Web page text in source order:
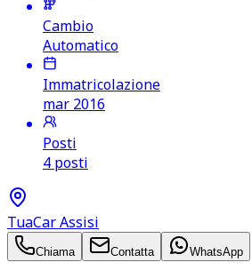
Cambio
Automatico
Immatricolazione
mar 2016
Posti
4 posti
TuaCar Assisi
Chiama Contatta WhatsApp